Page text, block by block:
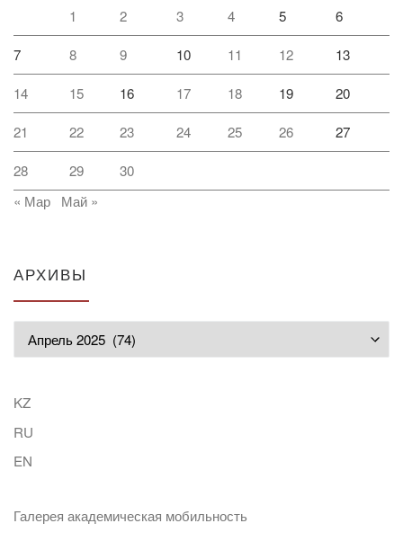
1 2 3 4 5 6
7 8 9 10 11 12 13
14 15 16 17 18 19 20
21 22 23 24 25 26 27
28 29
30
« Мар
Май »
АРХИВЫ
KZ
RU
EN
Галерея академическая мобильность